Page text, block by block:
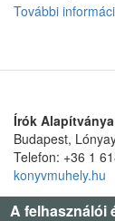
További
Írók
Budapest,
Telefon: +36 1
konyvmuhely.hu
A felhasználói